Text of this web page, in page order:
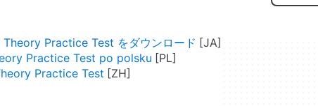
Practice Test をダウンロード
Practice Test po polsku
Practice Test